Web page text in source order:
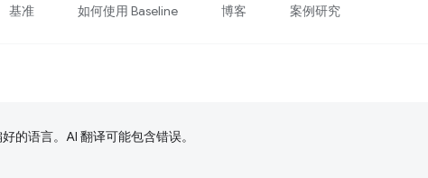
基准 如何使用 Baseline 博客 案例研究
的语言。AI 翻译可能包含错误。